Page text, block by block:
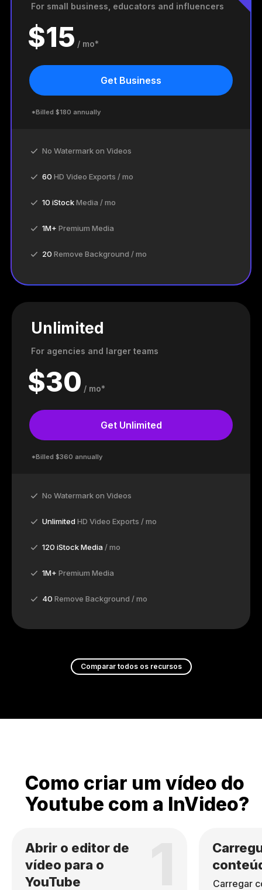
For small business, educators and influencers
$15 / mo*
Get Business
*Billed $180 annually
No Watermark on Videos
60 HD Video Exports / mo
10 iStockMedia / mo
1M+ Premium Media
20 Remove Background / mo
Unlimited
For agencies and larger teams
$30 / mo*
Get Unlimited
*Billed $360 annually
No Watermark on Videos
Unlimited HD Video Exports / mo
120 iStock Media / mo
1M+ Premium Media
40 Remove Background / mo
Comparar todos os recursos
Como criar um vídeo do
Youtube com a InVideo?
Abrir o editor de
vídeo para o
YouTube
Carregar